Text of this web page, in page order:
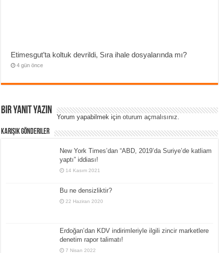
Etimesgut’ta koltuk devrildi, Sıra ihale dosyalarında mı?
4 gün önce
Bir yanıt yazın
Yorum yapabilmek içinoturum açmalısınız.
Karışık Gönderiler
New York Times’dan “ABD, 2019’da Suriye’de katliam
yaptı” iddiası!
14 Kasım 2021
Bu ne densizliktir?
22 Haziran 2020
Erdoğan’dan KDV indirimleriyle ilgili zincir marketlere
denetim rapor talimatı!
7 Nisan 2022